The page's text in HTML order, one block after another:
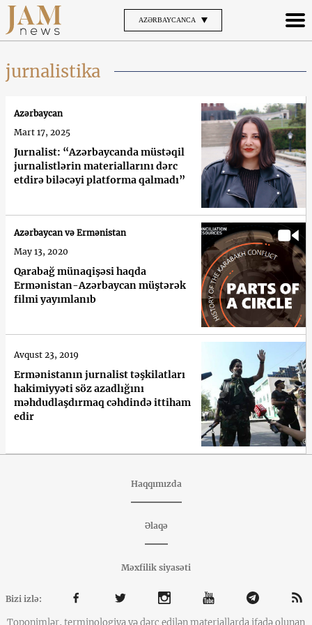
AZƏRBAYCANCA
jurnalistika
Jurnalist: “Azərbaycanda müstəqil
jurnalistlərin materiallarını dərc
etdirə biləcəyi platforma qalmadı”
Azərbaycan
Mart 17, 2025
Qarabağ münaqişəsi haqda
Ermənistan-Azərbaycan müştərək
filmi yayımlanıb
Azərbaycan və Ermənistan
May 13, 2020
Ermənistanın jurnalist təşkilatları
hakimiyyəti söz azadlığını
məhdudlaşdırmaq cəhdində ittiham
edir
Avqust 23, 2019
Haqqımızda
Əlaqə
Məxfilik siyasəti
Bizi izlə:
Toponimlər, terminologiya və dərc edilən materiallarda ifadə olunan